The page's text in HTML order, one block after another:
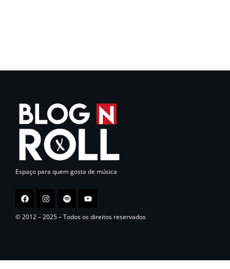
Espaço para quem gosta de música
© 2012 – 2025 – Todos os direitos reservados